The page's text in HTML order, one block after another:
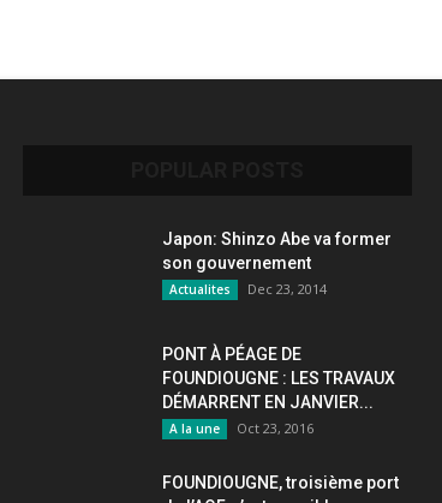
Japon: Shinzo Abe va former
son gouvernement
Actualites Dec 23, 2014
PONT À PÉAGE DE
FOUNDIOUGNE : LES TRAVAUX
DÉMARRENT EN JANVIER...
A la une Oct 23, 2016
FOUNDIOUGNE, troisième port